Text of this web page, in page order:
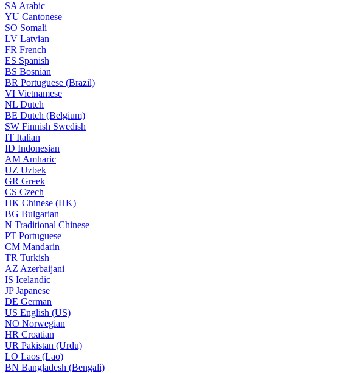
SA Arabic
YU Cantonese
SO Somali
LV Latvian
FR French
ES Spanish
BS Bosnian
BR Portuguese (Brazil)
VI Vietnamese
NL Dutch
BE Dutch (Belgium)
SW Finnish Swedish
IT Italian
ID Indonesian
AM Amharic
UZ Uzbek
GR Greek
CS Czech
HK Chinese (HK)
BG Bulgarian
N Traditional Chinese
PT Portuguese
CM Mandarin
TR Turkish
AZ Azerbaijani
IS Icelandic
JPJapanese
DE German
US English (US)
NO Norwegian
HR Croatian
UR Pakistan (Urdu)
LO Laos (Lao)
BN Bangladesh (Bengali)